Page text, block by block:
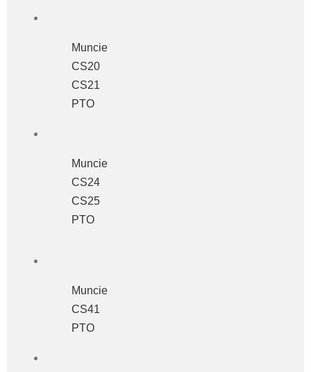
Muncie
CS20
CS21
PTO
Muncie
CS24
CS25
PTO
Muncie
CS41
PTO